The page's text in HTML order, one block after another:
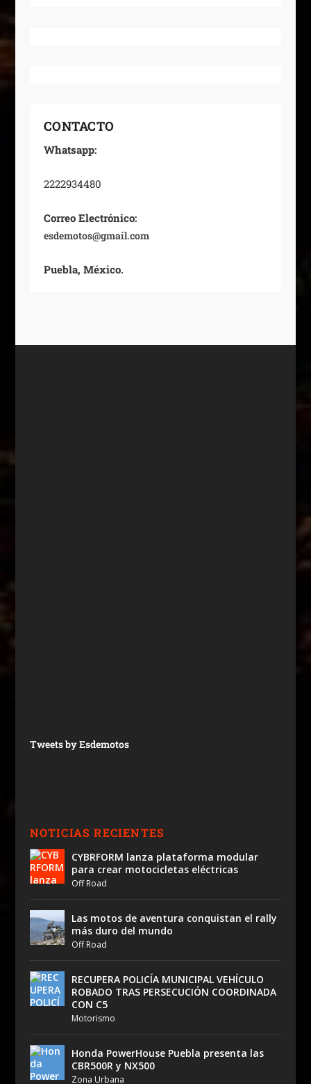
CONTACTO
Whatsapp:
2222934480
Correo Electrónico:
esdemotos@gmail.com
Puebla, México.
Tweets by Esdemotos
NOTICIAS RECIENTES
CYBRFORM lanza plataforma modular
para crear motocicletas eléctricas
Off Road
Las motos de aventura conquistan el rally
más duro del mundo
Off Road
RECUPERA POLICÍA MUNICIPAL VEHÍCULO
ROBADO TRAS PERSECUCIÓN COORDINADA
CON C5
Motorismo
Honda PowerHouse Puebla presenta las
CBR500R y NX500
Zona Urbana